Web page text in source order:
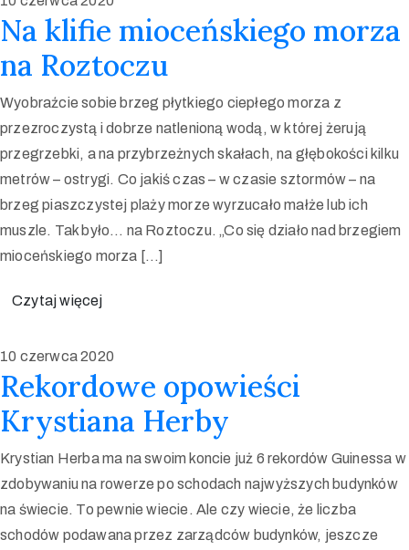
Na klifie mioceńskiego morza
na Roztoczu
Wyobraźcie sobie brzeg płytkiego ciepłego morza z
przezroczystą i dobrze natlenioną wodą, w której żerują
przegrzebki, a na przybrzeżnych skałach, na głębokości kilku
metrów – ostrygi. Co jakiś czas – w czasie sztormów – na
brzeg piaszczystej plaży morze wyrzucało małże lub ich
muszle. Tak było… na Roztoczu. „Co się działo nad brzegiem
mioceńskiego morza […]
Czytaj więcej
10 czerwca 2020
Rekordowe opowieści
Krystiana Herby
Krystian Herba ma na swoim koncie już 6 rekordów Guinessa w
zdobywaniu na rowerze po schodach najwyższych budynków
na świecie. To pewnie wiecie. Ale czy wiecie, że liczba
schodów podawana przez zarządców budynków, jeszcze